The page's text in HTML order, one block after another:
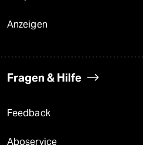
Anzeigen
Fragen & Hilfe
Feedback
Aboservice